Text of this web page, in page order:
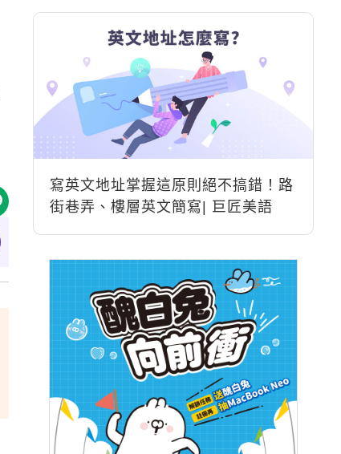
寫英文地址掌握這原則絕不搞錯！路
街巷弄、樓層英文簡寫| 巨匠美語